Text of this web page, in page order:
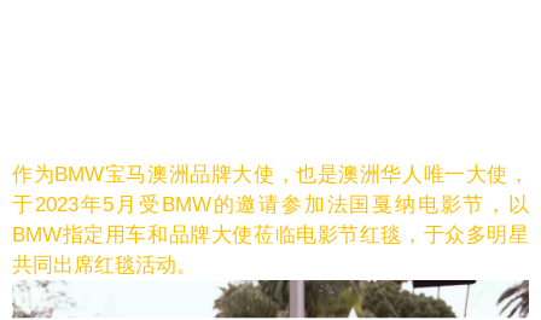
作为BMW宝马澳洲品牌大使，也是澳洲华人唯一大使，
于2023年5月受BMW的邀请参加法国戛纳电影节，以
BMW指定用车和品牌大使莅临电影节红毯，于众多明星
共同出席红毯活动。